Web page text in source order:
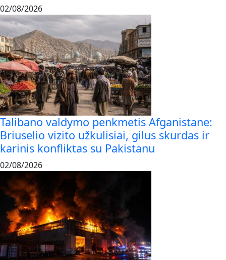
02/08/2026
Talibano valdymo penkmetis Afganistane:
Briuselio vizito užkulisiai, gilus skurdas ir
karinis konfliktas su Pakistanu
02/08/2026